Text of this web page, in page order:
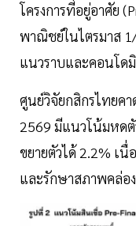
โครงการที่อยู่อาศัย
พาณิชย์ในไตรมาส
แนวราบและคอนโด
ศูนย์วิจัยกสิกรไทยค
2569 มีแนวโน้มหดตั
ขยายตัวได้ 2.2% เ
และรักษาสภาพคล่อง